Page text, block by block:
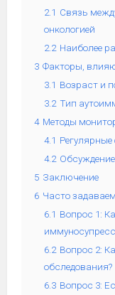
2.1 Связь
онкологией
2.2 Наиболее
3 Факторы,
3.1 Возраст и
3.2 Тип
4 Методы
4.1
4.2
5 Заключение
6 Часто
6.1 Вопрос 1:
6.2 Вопрос 2:
обследования?
6.3 Вопрос 3: